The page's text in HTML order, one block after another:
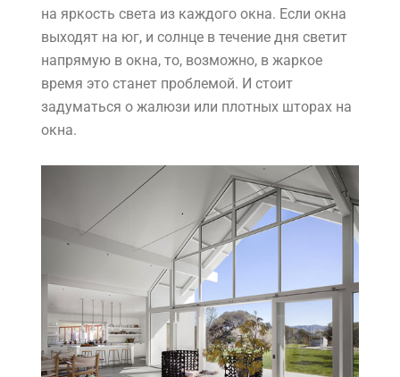
на яркость света из каждого окна. Если окна
выходят на юг, и солнце в течение дня светит
напрямую в окна, то, возможно, в жаркое
время это станет проблемой. И стоит
задуматься о жалюзи или плотных шторах на
окна.